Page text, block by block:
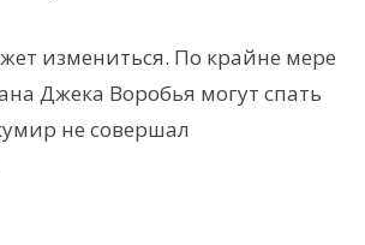
измениться. По крайне мере
Джека Воробья могут спать
не совершал